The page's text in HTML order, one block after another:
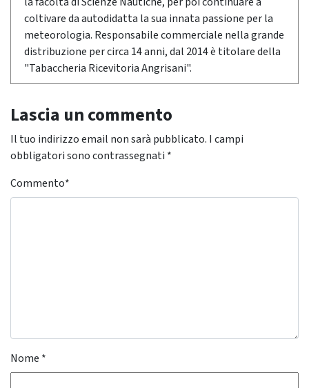
coltivare da autodidatta la sua innata passione per la
meteorologia. Responsabile commerciale nella grande
distribuzione per circa 14 anni, dal 2014 è titolare della
"Tabaccheria Ricevitoria Angrisani".
Lascia un commento
Il tuo indirizzo email non sarà pubblicato. I campi
obbligatori sono contrassegnati *
Commento*
Nome *